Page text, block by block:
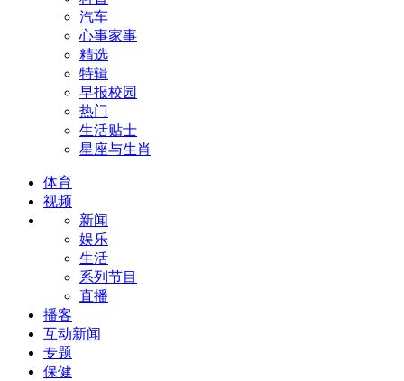
汽车
心事家事
精选
特辑
早报校园
热门
生活贴士
星座与生肖
体育
视频
新闻
娱乐
生活
系列节目
直播
播客
互动新闻
专题
保健